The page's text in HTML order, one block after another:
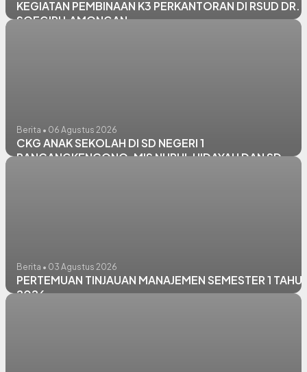
KEGIATAN PEMBINAAN K3 PERKANTORAN DI RSUD DR.
SOEGIRI LAMONGAN
Berita • 06 Agustus 2026
CKG ANAK SEKOLAH DI SD NEGERI 1
RANCANGKENCONO, MIS NURUL HIDAYAH DAN SD
Berita • 03 Agustus 2026
PERTEMUAN TINJAUAN MANAJEMEN SEMESTER 1
2026